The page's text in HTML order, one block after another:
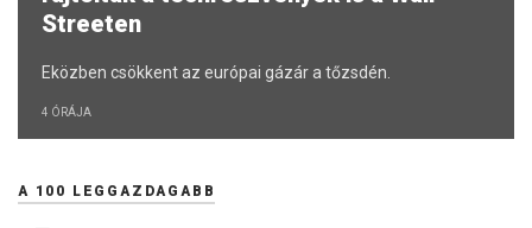
Streeten
Eközben csökkent az európai gázár a tőzsdén.
4 ÓRÁJA
A 100 LEGGAZDAGABB